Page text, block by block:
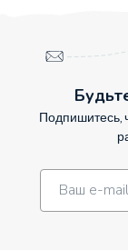
Подпишитесь,